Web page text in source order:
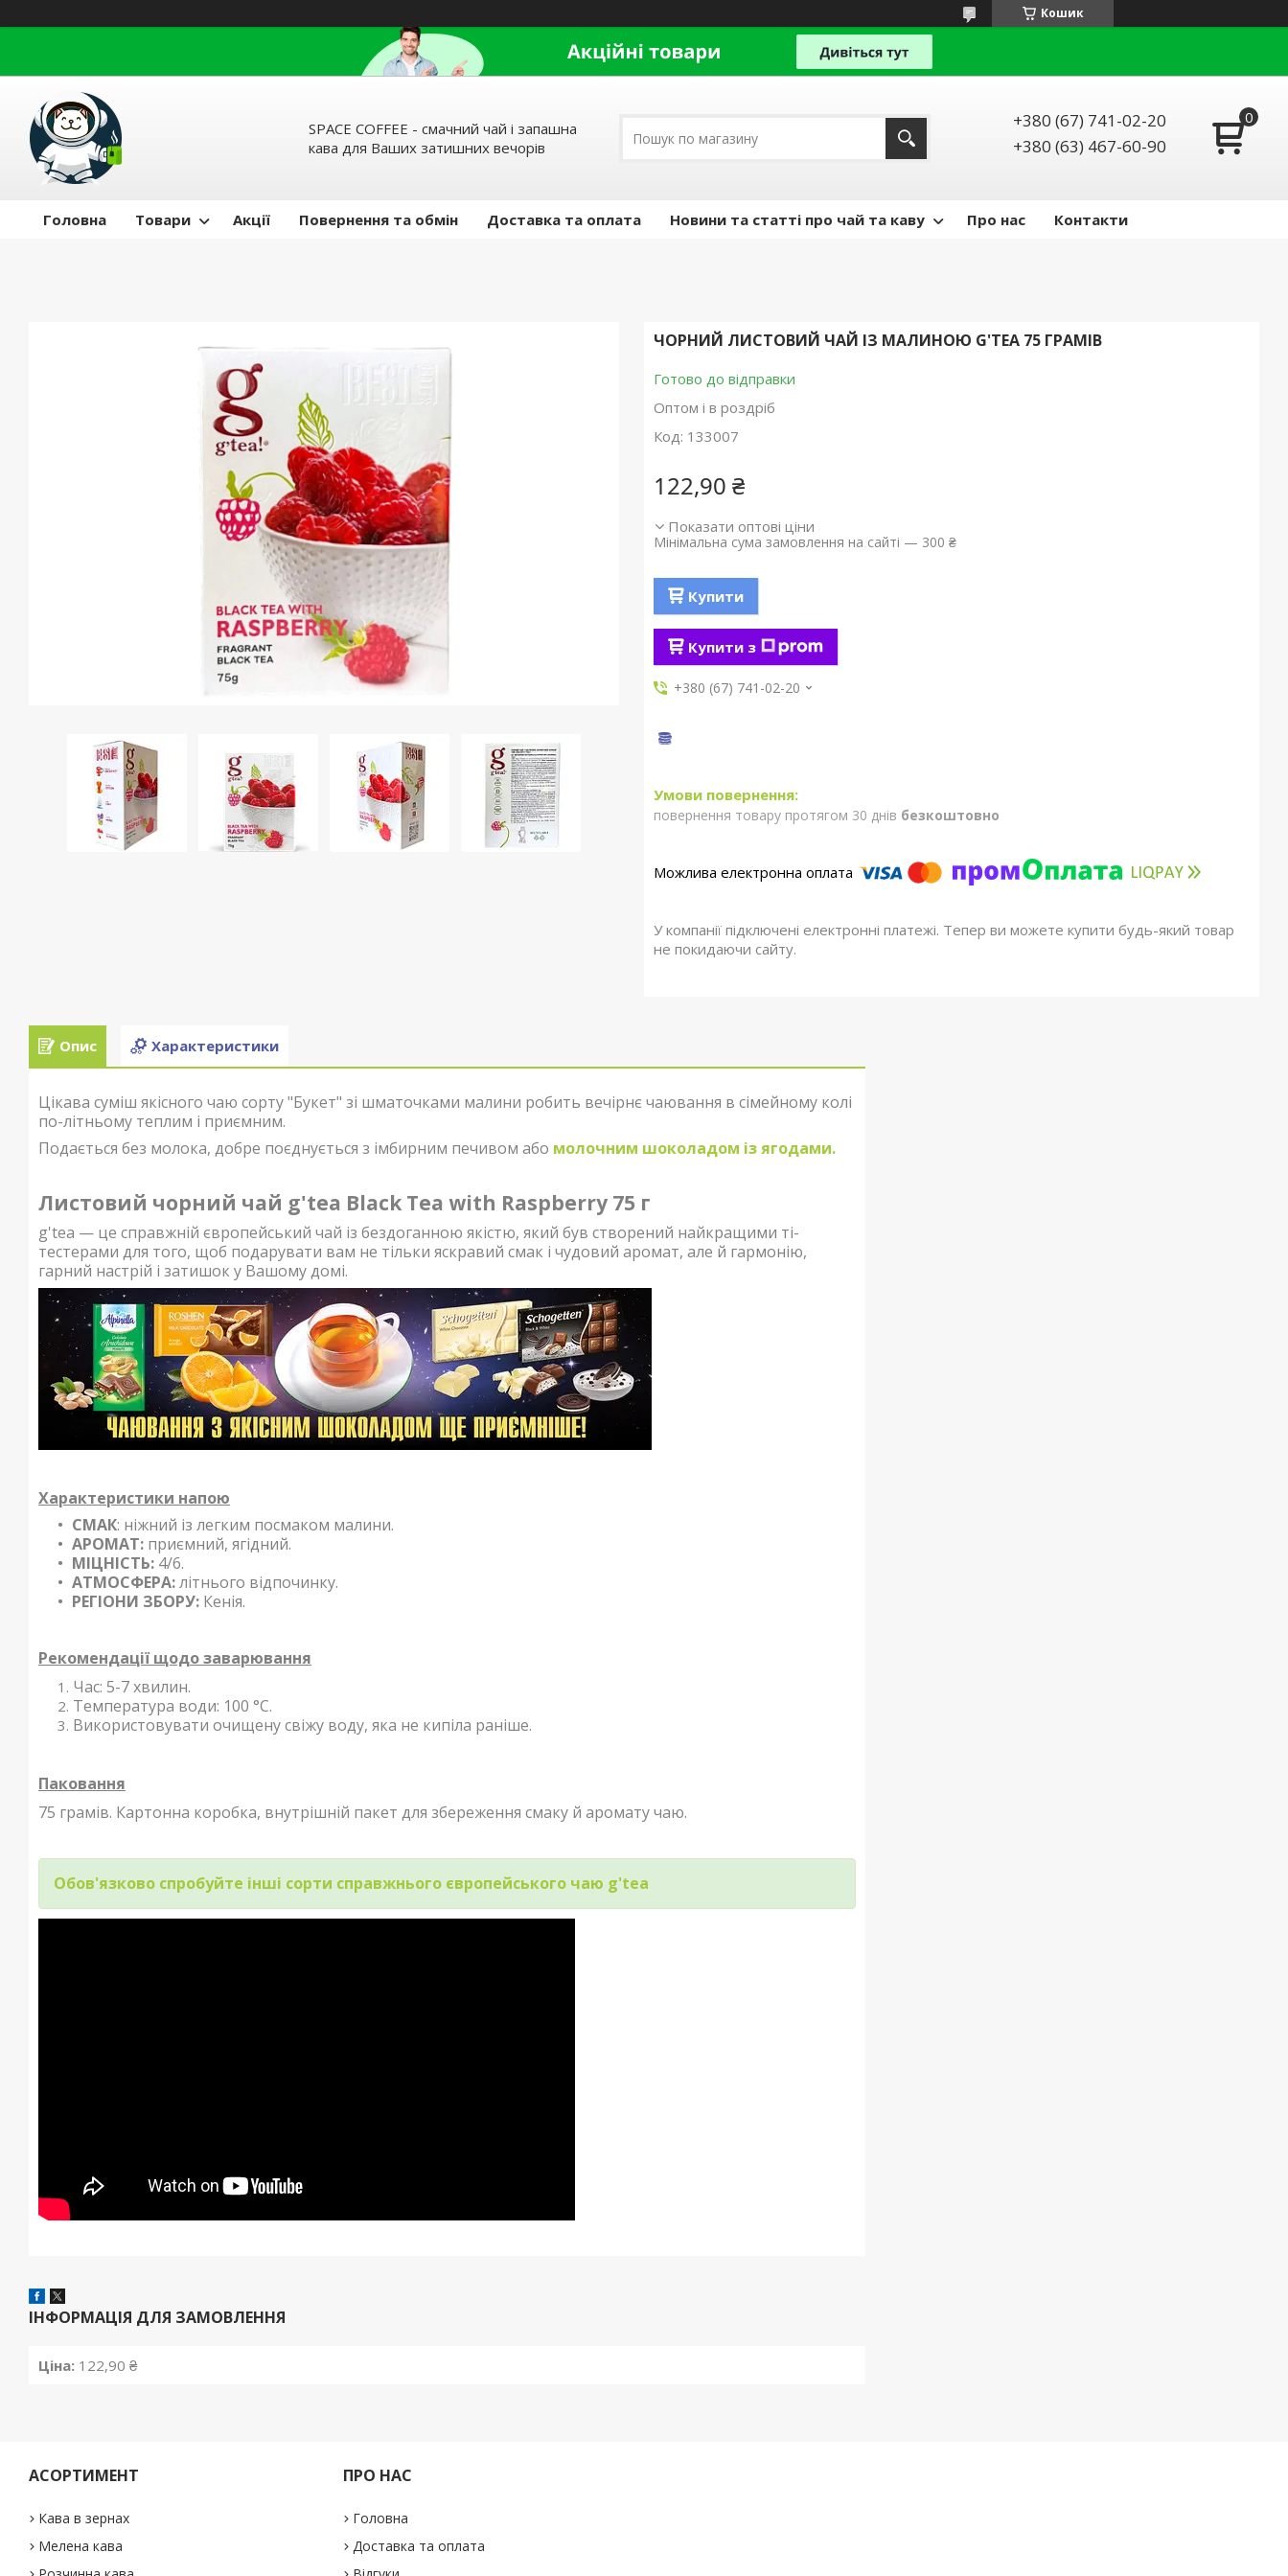
Кошик
SPACE COFFEE - смачний чай і запашна
кава для Ваших затишних вечорів
+380 (67) 741-02-20
+380 (63) 467-60-90
Головна Товари Акції Повернення та обмін Доставка та оплата Новини та статті про чай та каву Про нас Контакти
ЧОРНИЙ ЛИСТОВИЙ ЧАЙ ІЗ МАЛИНОЮ G'TEA 75 ГРАМІВ
Готово до відправки
Оптом і в роздріб
Код: 133007
122,90 ₴
Показати оптові ціни
Мінімальна сума замовлення на сайті — 300 ₴
Купити
Купити з
+380 (67) 741-02-20
повернення товару протягом 30 днів безкоштовно
У компанії підключені електронні платежі. Тепер ви можете купити будь-який товар
не покидаючи сайту.
Опис Характеристики
Цікава суміш якісного чаю сорту "Букет" зі шматочками малини робить вечірнє чаювання в сімейному колі
по-літньому теплим і приємним.
Подається без молока, добре поєднується з імбирним печивом або молочним шоколадом із ягодами.
Листовий чорний чай g'tea Black Tea with Raspberry 75 г
g'tea — це справжній європейський чай із бездоганною якістю, який був створений найкращими ті-
тестерами для того, щоб подарувати вам не тільки яскравий смак і чудовий аромат, але й гармонію,
гарний настрій і затишок у Вашому домі.
Характеристики напою
СМАК: ніжний із легким посмаком малини.
АРОМАТ: приємний, ягідний.
МІЦНІСТЬ: 4/6.
АТМОСФЕРА:літнього відпочинку.
РЕГІОНИ ЗБОРУ: Кенія.
Рекомендації щодо заварювання
Час: 5-7 хвилин.
Температура води: 100 °С.
Використовувати очищену свіжу воду, яка не кипіла раніше.
Паковання
75 грамів. Картонна коробка, внутрішній пакет для збереження смаку й аромату чаю.
Обов'язково спробуйте інші сорти справжнього європейського чаю g'tea
ІНФОРМАЦІЯ ДЛЯ ЗАМОВЛЕННЯ
Ціна: 122,90 ₴
АСОРТИМЕНТ
Кава в зернах
Мелена кава
ПРО НАС
Головна
Доставка та оплата